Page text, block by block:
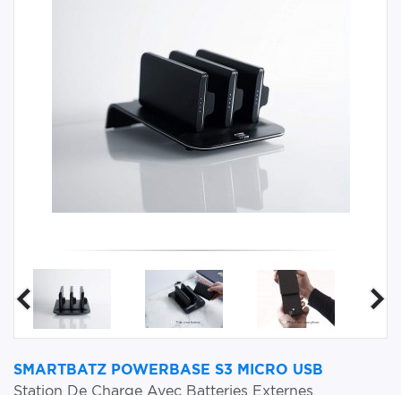
SMARTBATZ POWERBASE S3 MICRO USB
Station De Charge Avec Batteries Externes